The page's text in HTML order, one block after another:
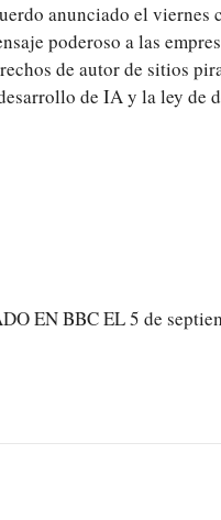
anunciado el viernes
poderoso a las
de autor de sitios
de IA y la ley de
EN BBC EL 5 de